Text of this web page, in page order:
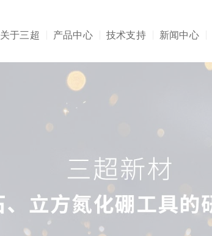
关于三超 产品中心 技术支持 新闻中心